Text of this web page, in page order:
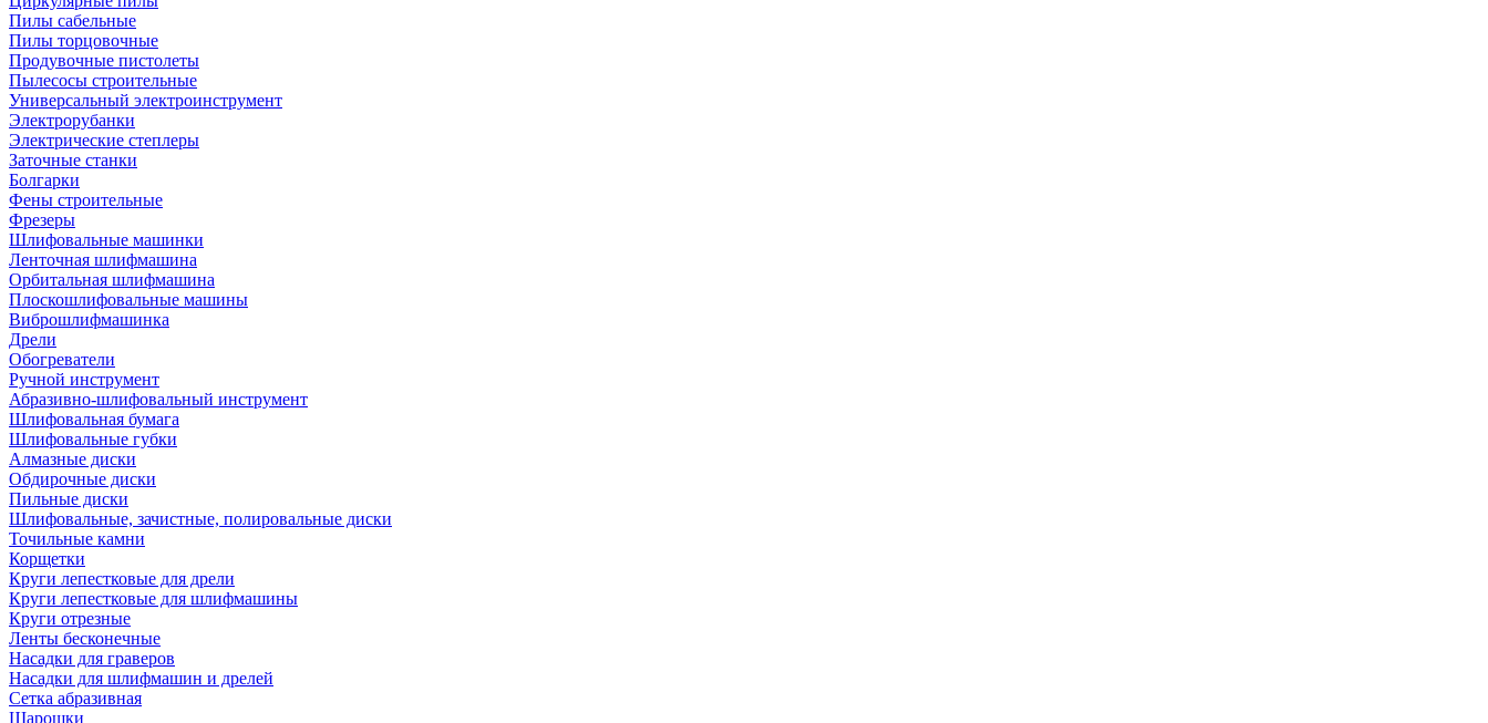
Пилы сабельные
Пилы торцовочные
Продувочные пистолеты
Пылесосы строительные
Универсальный электроинструмент
Электрорубанки
Электрические степлеры
Заточные станки
Болгарки
Фены строительные
Фрезеры
Шлифовальные машинки
Ленточная шлифмашина
Орбитальная шлифмашина
Плоскошлифовальные машины
Виброшлифмашинка
Дрели
Обогреватели
Ручной инструмент
Абразивно-шлифовальный инструмент
Шлифовальная бумага
Шлифовальные губки
Алмазные диски
Обдирочные диски
Пильные диски
Шлифовальные, зачистные, полировальные диски
Точильные камни
Корщетки
Круги лепестковые для дрели
Круги лепестковые для шлифмашины
Круги отрезные
Ленты бесконечные
Насадки для граверов
Насадки для шлифмашин и дрелей
Сетка абразивная
Шарошки